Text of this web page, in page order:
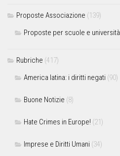
Proposte Associazione (139)
Proposte per scuole e università
Rubriche (417)
America latina: i diritti negati (90)
Buone Notizie (8)
Hate Crimes in Europe! (21)
Imprese e Diritti Umani (34)